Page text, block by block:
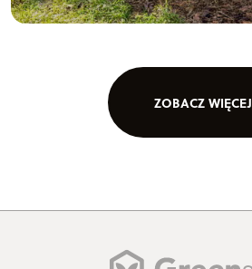
ZOBACZ WIĘCEJ